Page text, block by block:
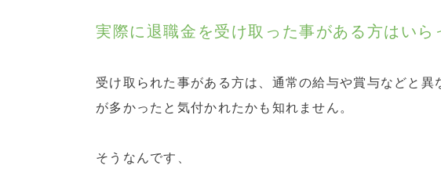
実際に退職金を受け取った事がある方はいら
受け取られた事がある方は、通常の給与や賞与などと異
が多かったと気付かれたかも知れません。
そうなんです、